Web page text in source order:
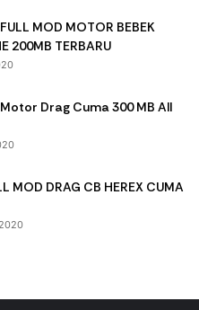
MOD MOTOR BEBEK
200MB TERBARU
Drag Cuma 300 MB All
MOD DRAG CB HEREX CUMA